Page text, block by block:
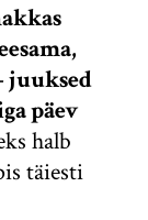
juuksed
päev
halb
täiesti